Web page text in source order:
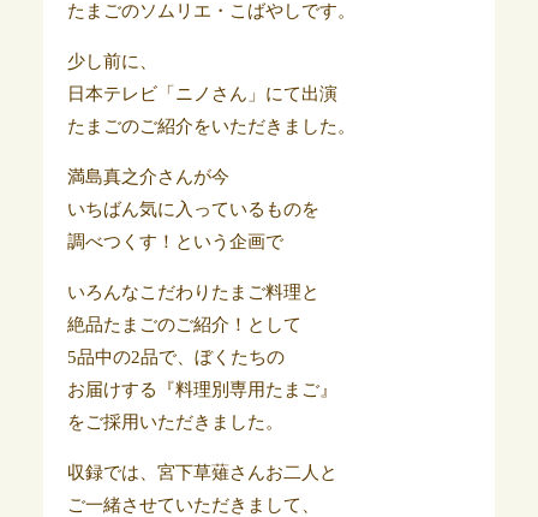
たまごのソムリエ・こばやしです。
少し前に、
日本テレビ「ニノさん」にて出演
たまごのご紹介をいただきました。
満島真之介さんが今
いちばん気に入っているものを
調べつくす！という企画で
いろんなこだわりたまご料理と
絶品たまごのご紹介！として
5品中の2品で、ぼくたちの
お届けする『料理別専用たまご』
をご採用いただきました。
収録では、宮下草薙さんお二人と
ご一緒させていただきまして、